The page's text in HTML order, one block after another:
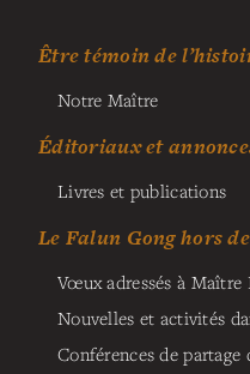
Être témoin de
Notre Maître
Éditoriaux et
Livres et publications
Le Falun Gong hors
Vœux adressés à
Nouvelles et activités
Conférences de partage